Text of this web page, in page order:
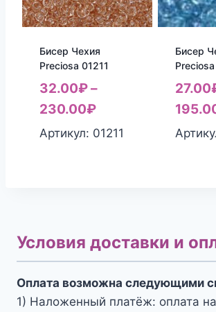
Бисер Чехия
Preciosa 01211
32.00₽–
230.00₽
Артикул: 01211
Бисер
27.00
Условия доставки и
Оплата возможна следующими
1) Наложенный платёж: оплата